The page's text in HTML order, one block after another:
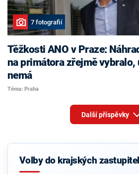
7 fotografií
Těžkosti ANO v Praze:
na primátora zřejmě vybralo,
nemá
Téma: Praha
Další příspěvky
Volby do krajských